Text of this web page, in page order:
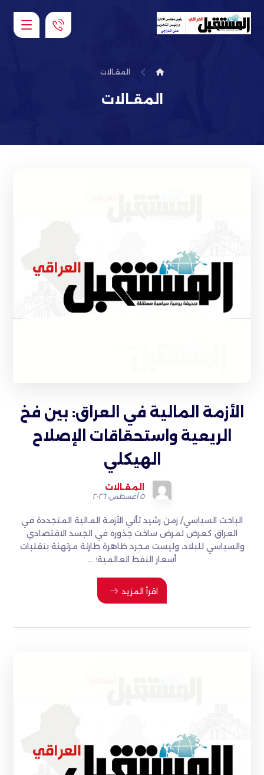
المقـالات
المقـالات
الأزمة المالية في العراق: بين فخ
الريعية واستحقاقات الإصلاح
الهيكلي
المقـالات
٥ أغسطس، ٢٠٢٦
الباحث السياسي/ زمن رشيد تأتي الأزمة المالية المتجددة في
العراق كعرض لمرض ساخت جذوره في الجسد الاقتصادي
والسياسي للبلاد، وليست مجرد ظاهرة طارئة مرتهنة بتقلبات
أسعار النفط العالمية؛ ...
اقرأ المزيد